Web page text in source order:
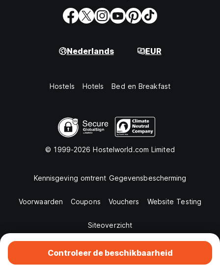
Controleer de beschikbaarheid
Nederlands EUR
Hostels Hotels Bed en Breakfast
© 1999-2026 Hostelworld.com Limited
Kennisgeving omtrent Gegevensbescherming
Voorwaarden Coupons Vouchers Website Testing
Siteoverzicht